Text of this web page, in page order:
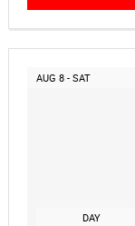
AUG 8 - SAT
DAY